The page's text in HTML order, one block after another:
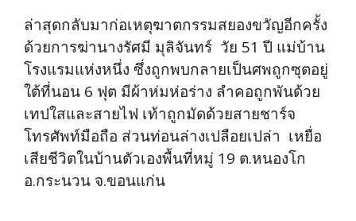
ล่าสุดกลับมาก่อเหตุฆาตกรรมสยองขวัญอีกครั้ง
ด้วยการฆ่านางรัศมี มุลิจันทร์ วัย 51 ปี แม่บ้าน
โรงแรมแห่งหนึ่ง ซึ่งถูกพบกลายเป็นศพถูกซุตอยู่
ใต้ที่นอน 6 ฟุต มีผ้าห่มห่อร่าง ลำคอถูกพันด้วย
เทปใสและสายไฟ เท้าถูกมัดด้วยสายชาร์จ
โทรศัพท์มือถือ ส่วนท่อนล่างเปลือยเปล่า เหยื่อ
เสียชีวิตในบ้านตัวเองพื้นที่หมู่ 19 ต.หนองโก
อ.กระนวน จ.ขอนแก่น